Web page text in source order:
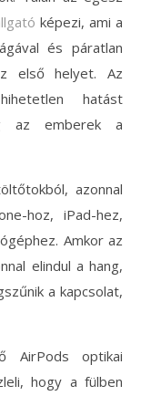
képezi, ami a
és páratlan
első helyet. Az
hatást
az emberek a
azonnal
hoz, iPad-hez,
Amkor az
elindul a hang,
a kapcsolat,
AirPods optikai
hogy a fülben